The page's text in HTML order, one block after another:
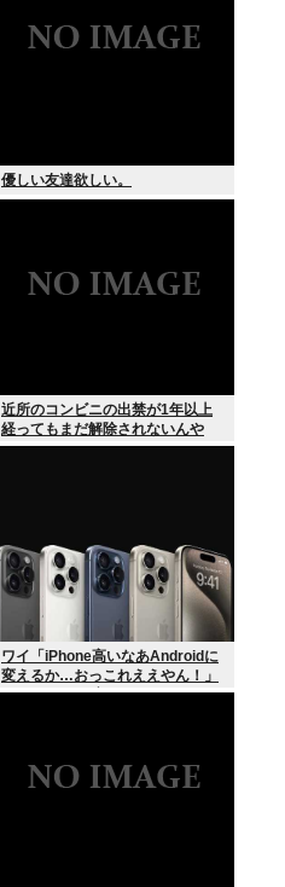
優しい友達欲しい。
近所のコンビニの出禁が1年以上
経ってもまだ解除されないんや
が…
ワイ「iPhone高いなあAndroidに
変えるか…おっこれええやん！」
→iPhoneより高い